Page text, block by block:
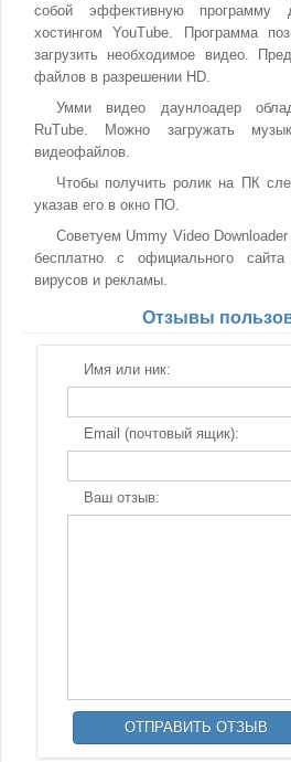
собой эффективную программу
хостингом YouTube. Программа
загрузить необходимое видео.
файлов в разрешении HD.
Умми видео даунлоадер
RuTube. Можно загружать
видеофайлов.
Чтобы получить ролик на ПК
указав его в окно ПО.
Советуем Ummy Video
бесплатно с официального
вирусов и рекламы.
Отзывы
Имя или ник:
Email (почтовый ящик):
Ваш отзыв: